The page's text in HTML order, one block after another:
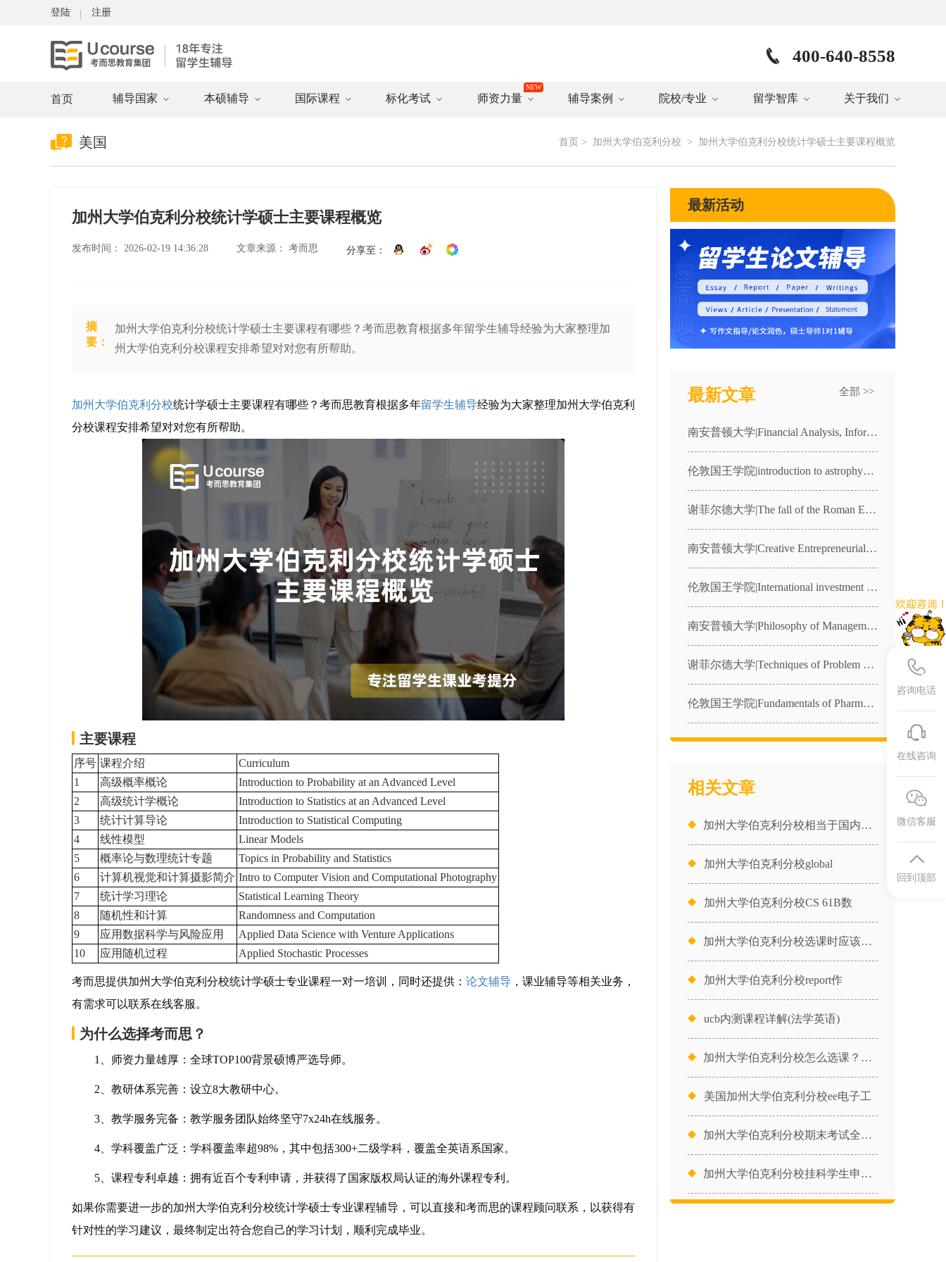
登陆 注册
400-640-8558
首页 辅导国家 本硕辅导 国际课程 标化考试 师资力量 辅导案例 院校/专业 留学智库 关于我们
美国 首页 > 加州大学伯克利分校 > 加州大学伯克利分校统计学硕士主要课程概览
加州大学伯克利分校统计学硕士主要课程概览
发布时间： 2026-02-19 14:36:28 文章来源： 考而思 分享至：
摘
要：
加州大学伯克利分校统计学硕士主要课程有哪些？考而思教育根据多年留学生辅导经验为大家整理加
州大学伯克利分校课程安排希望对对您有所帮助。
加州大学伯克利分校统计学硕士主要课程有哪些？考而思教育根据多年留学生辅导经验为大家整理加州大学伯克利
分校课程安排希望对对您有所帮助。
主要课程
序号 课程介绍
Curriculum
1
高级概率概论
Introduction to Probability at an Advanced Level
2
高级统计学概论
Introduction to Statistics at an Advanced Level
3
统计计算导论
Introduction to Statistical Computing
4
线性模型
Linear Models
5
概率论与数理统计专题
Topics in Probability and Statistics
6
计算机视觉和计算摄影简介 Intro to Computer Vision and Computational Photography
7
统计学习理论
Statistical Learning Theory
8
随机性和计算
Randomness and Computation
9
应用数据科学与风险应用
Applied Data Science with Venture Applications
10
应用随机过程 Applied Stochastic Processes
考而思提供加州大学伯克利分校统计学硕士专业课程一对一培训，同时还提供： 论文辅导 ，课业辅导等相关业务，
有需求可以联系在线客服。
为什么选择考而思？
1、师资力量雄厚：全球TOP100背景硕博严选导师。
2、教研体系完善：设立8大教研中心。
3、教学服务完备：教学服务团队始终坚守7x24h在线服务。
4、学科覆盖广泛：学科覆盖率超98%，其中包括300+二级学科，覆盖全英语系国家。
5、课程专利卓越：拥有近百个专利申请，并获得了国家版权局认证的海外课程专利。
如果你需要进一步的加州大学伯克利分校统计学硕士专业课程辅导，可以直接和考而思的课程顾问联系，以获得有
针对性的学习建议，最终制定出符合您自己的学习计划，顺利完成毕业。
最新活动
最新文章 全部 >>
南安普顿大学|Financial Analysis, Information and Markets|MANG3030课程辅导
伦敦国王学院|introduction to astrophysics|4CCP1987课程辅导
谢菲尔德大学|The fall of the Roman Empire in the West|HST236课程辅导
南安普顿大学|Creative Entrepreneurial Freelance Practice|CFP1课程辅导
伦敦国王学院|International investment law|7FFLA066课程辅导
南安普顿大学|Philosophy of Management and Organisations|MANG2057课程辅导
谢菲尔德大学|Techniques of Problem Solving in Physics|PHY340课程辅导
伦敦国王学院|Fundamentals of Pharmacology|4BBY1040课程辅导
相关文章
加州大学伯克利分校相当于国内什么
加州大学伯克利分校global
加州大学伯克利分校CS 61B数
加州大学伯克利分校选课时应该考虑
加州大学伯克利分校report作
ucb内测课程详解(法学英语)
加州大学伯克利分校怎么选课？大学
美国加州大学伯克利分校ee电子工
加州大学伯克利分校期末考试全攻略
加州大学伯克利分校挂科学生申诉攻
咨询电话
在线咨询
微信客服
回到顶部